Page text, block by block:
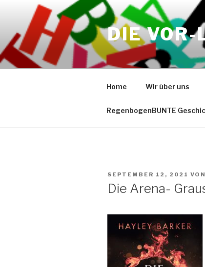
springen
DIE VOR-
Home Wir über uns
RegenbogenBUNTE
VERÖFFENTLICHT
SEPTEMBER 12, 2021 VON
Die Arena-